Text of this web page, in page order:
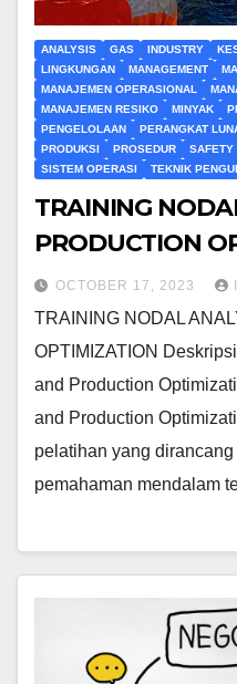
ANALYSIS GAS INDUSTRY
LINGKUNGAN
MANAGEMENT
MANAJEMEN OPERASIONAL
MANAJEMEN RESIKO
MINYAK
PENGELOLAAN
PERANGKAT
PRODUKSI
PROSEDUR SAFETY
SISTEM OPERASI
TEKNIK
TRAINING
PRODUCTION
OCTOBER 17, 2023
TRAINING NODAL
OPTIMIZATION
and Production
and Production
pelatihan yang
pemahaman mendalam